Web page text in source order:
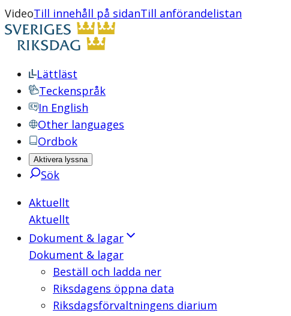
VideoTill innehåll på sidanTill anförandelistan
Lättläst
Teckenspråk
In English
Other languages
Ordbok
Aktivera lyssna
Sök
Aktuellt
Aktuellt
Dokument & lagar
Dokument & lagar
Beställ och ladda ner
Riksdagens öppna data
Riksdagsförvaltningens diarium